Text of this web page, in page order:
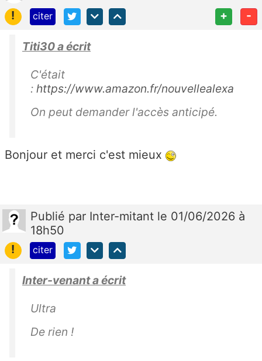
!
citer + -
Titi30 a écrit
C'était
: https://www.amazon.fr/nouvellealexa
On peut demander l'accès anticipé.
Bonjour et merci c'est mieux
Publié par Inter-mitant le 01/06/2026 à
18h50
!
citer
Inter-venant a écrit
Ultra
De rien !